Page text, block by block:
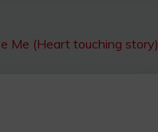
Me (Heart touching story)